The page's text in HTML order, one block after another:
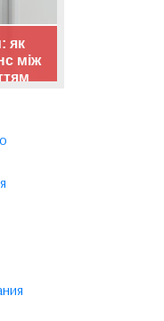
як
між